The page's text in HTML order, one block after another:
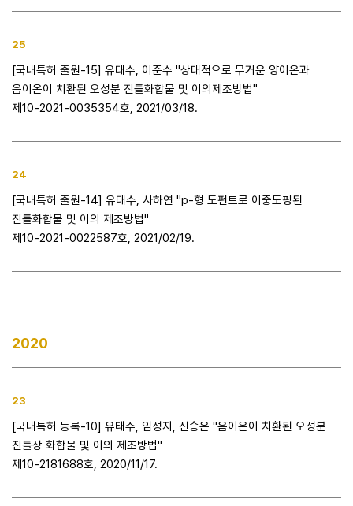
25
[국내특허 출원-15] 유태수, 이준수 "상대적으로 무거운 양이온과
음이온이 치환된 오성분 진틀화합물 및 이의제조방법"
제10-2021-0035354호, 2021/03/18.
24
[국내특허 출원-14] 유태수, 사하연 "p-형 도펀트로 이중도핑된
진틀화합물 및 이의 제조방법"
제10-2021-0022587호, 2021/02/19.
2020
23
[국내특허 등록-10] 유태수, 임성지, 신승은 "음이온이 치환된 오성분
진틀상 화합물 및 이의 제조방법"
제10-2181688호, 2020/11/17.